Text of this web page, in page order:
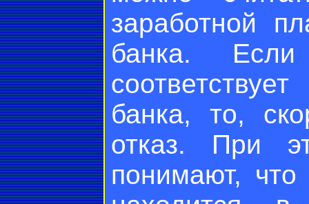
заработной
банка.
банка, то,
отказ. При
понимают,